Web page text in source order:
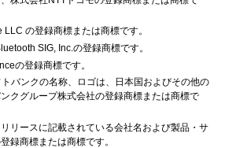
の登録商標または商標です。
SIG, Inc.の登録商標です。
の登録商標です。
バンクの名称、ロゴは、日本国およびその他の
クグループ株式会社の登録商標または商標で
リースに記載されている会社名および製品・サ
録商標または商標です。